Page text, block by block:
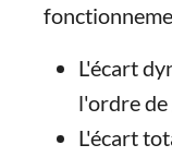
L'écart
l'ordre
L'écart